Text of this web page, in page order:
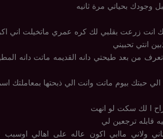
وجودك بحياتي مرة ثانيه
انت زرعت بقلبي لك كره عمري ماتخيلت اني
انتي تحبيني
من بعد طيحتي دانه القديمه ماتت دانه
الي حبتك بيوم ماتت وانت الي ذبحتها بمعاملتك
ا لك سكت لو انهت
قابله ترجعين لي
ولاني ماابي اكون عاله على اهالي